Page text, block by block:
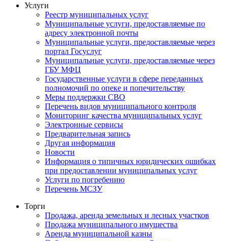
Услуги
Реестр муниципальных услуг
Муниципальные услуги, предоставляемые по
адресу электронной почты
Муниципальные услуги, предоставляемые через
портал Госуслуг
Муниципальные услуги, предоставляемые через
ГБУ МФЦ
Государственные услуги в сфере переданных
полномочий по опеке и попечительству
Меры поддержки СВО
Перечень видов муниципального контроля
Мониторинг качества муниципальных услуг
Электронные сервисы
Предварительная запись
Другая информация
Новости
Информация о типичных юридических ошибках
при предоставлении муниципальных услуг
Услуги по погребению
Перечень МСЗУ
Торги
Продажа, аренда земельных и лесных участков
Продажа муниципального имущества
Аренда муниципальной казны